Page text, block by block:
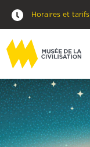
Horaires et tarifs